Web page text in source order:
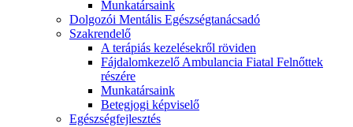
Munkatársaink
Dolgozói Mentális Egészségtanácsadó
Szakrendelő
A terápiás kezelésekről röviden
Fájdalomkezelő Ambulancia Fiatal Felnőttek
részére
Munkatársaink
Betegjogi képviselő
Egészségfejlesztés